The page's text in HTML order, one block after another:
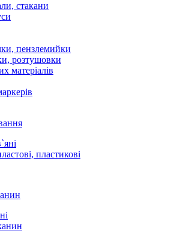
стакани
пензлемийки
розтушовки
матеріалів
пластикові